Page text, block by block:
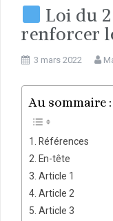
Loi du
renforcer
3 mars 2022
Au sommaire :
Références
En-tête
Article 1
Article 2
Article 3